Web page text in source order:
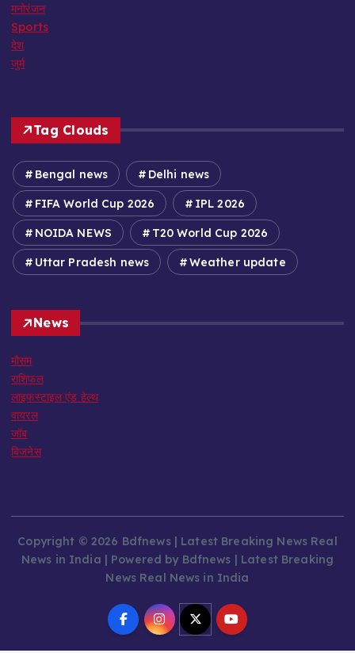
मनोरंजन
Sports
देश
जुर्म
Tag Clouds
Bengal news Delhi news
FIFA World Cup 2026 IPL 2026
NOIDA NEWS T20 World Cup 2026
Uttar Pradesh news Weather update
News
मौसम
राशिफल
लाइफस्टाइल एंड हेल्थ
वायरल
जॉब
बिजनेस
Copyright © 2026 Bdfnews | Latest Breaking News Real
News in India | Powered by Bdfnews | Latest Breaking
News Real News in India